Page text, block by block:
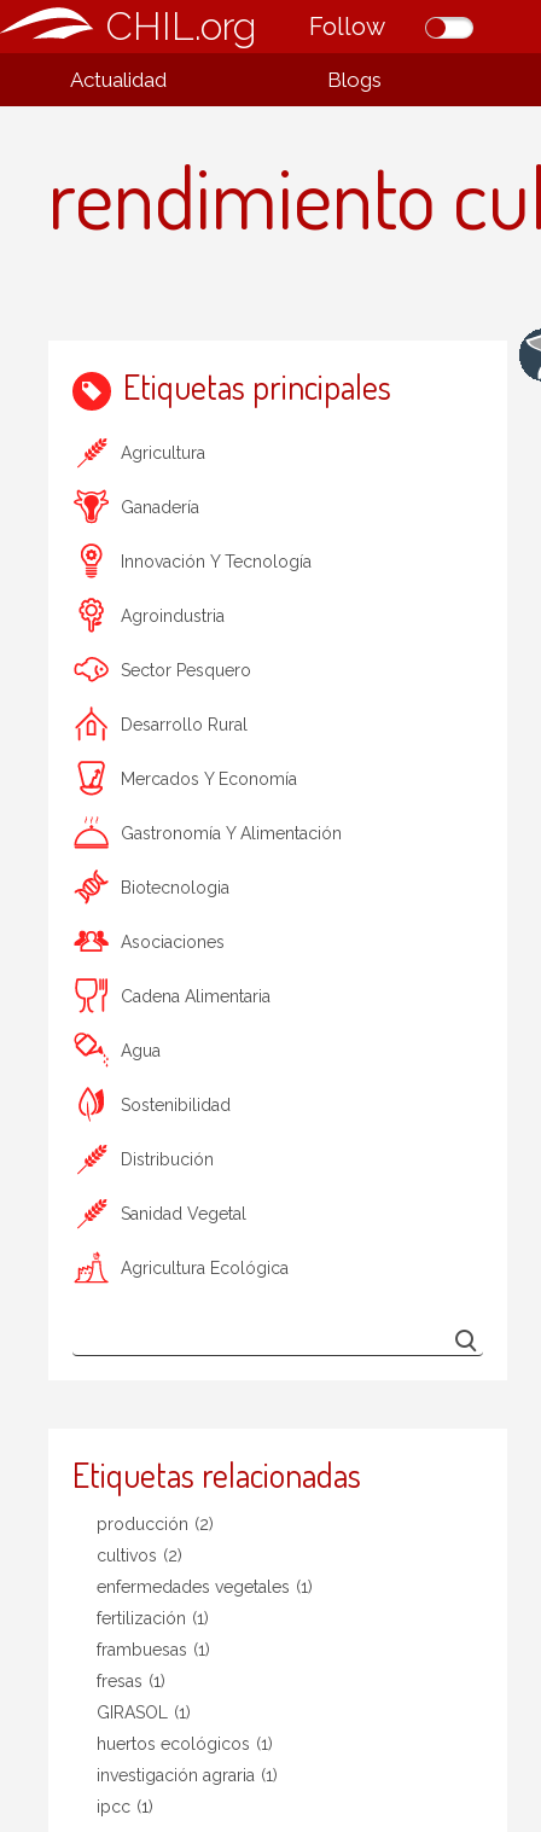
CHIL.org Follow
Actualidad Blogs
rendimiento
Etiquetas principales
Agricultura
Ganadería
Innovación Y Tecnología
Agroindustria
Sector Pesquero
Desarrollo Rural
Mercados Y Economía
Gastronomía Y Alimentación
Biotecnologia
Asociaciones
Cadena Alimentaria
Agua
Sostenibilidad
Distribución
Sanidad Vegetal
Agricultura Ecológica
Etiquetas relacionadas
producción (2)
cultivos (2)
enfermedades vegetales (1)
fertilización (1)
frambuesas (1)
fresas (1)
GIRASOL
(1)
huertos ecológicos (1)
investigación agraria (1)
ipcc (1)